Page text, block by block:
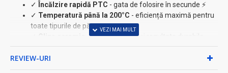
✓
Încălzire rapidă PTC - gata de folosire în secunde ⚡
✓ Temperatură până la 200°C - eficiență maximă pentru
toate tipurile de păr
- fixare perfectă și rezultate durabile
încurcături
REVIEW-URI